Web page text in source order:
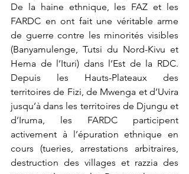
De la haine ethnique, les FAZ et les
FARDC en ont fait une véritable arme
de guerre contre les minorités visibles
(Banyamulenge, Tutsi du Nord-Kivu et
Hema de l’Ituri) dans l’Est de la RDC.
Depuis les Hauts-Plateaux des
territoires de Fizi, de Mwenga et d’Uvira
jusqu’à dans les territoires de Djungu et
d’Iruma, les FARDC participent
activement à l’épuration ethnique en
cours (tueries, arrestations arbitraires,
destruction des villages et razzia des